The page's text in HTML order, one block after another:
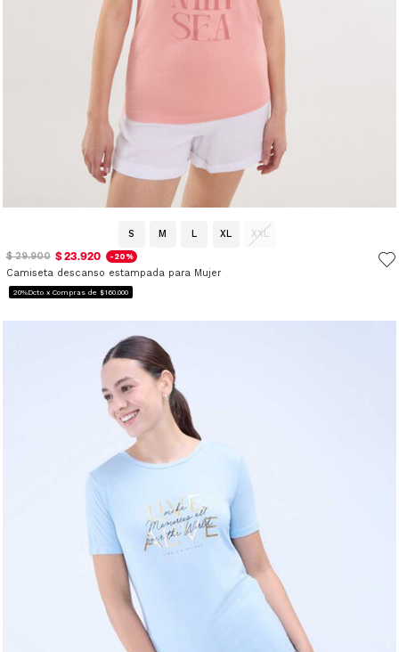
S M L XL
XXL
$ 29.900 $ 23.920 -20%
Camiseta descanso estampada para Mujer
20%Dcto x Compras de $160.000